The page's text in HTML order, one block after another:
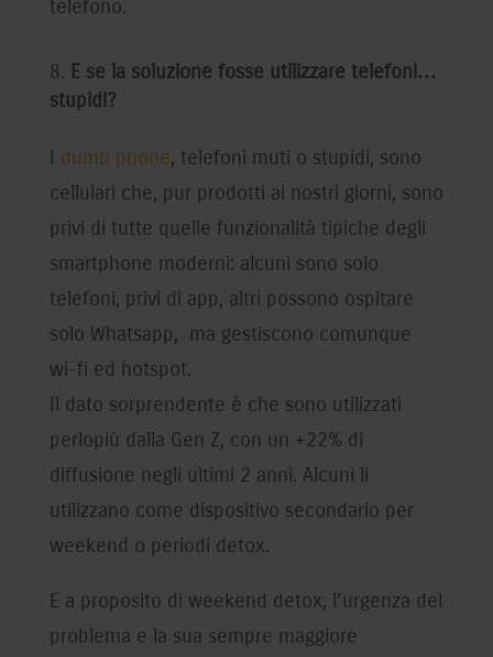
telefono.
E se la soluzione fosse utilizzare telefoni…
stupidi?
I dumb phone, telefoni muti o stupidi, sono
cellulari che, pur prodotti ai nostri giorni, sono
privi di tutte quelle funzionalità tipiche degli
smartphone moderni: alcuni sono solo
telefoni, privi di app, altri possono ospitare
solo Whatsapp, ma gestiscono comunque
wi-fi ed hotspot.
Il dato sorprendente è che sono utilizzati
perlopiù dalla Gen Z, con un +22% di
diffusione negli ultimi 2 anni. Alcuni li
utilizzano come dispositivo secondario per
weekend o periodi detox.
E a proposito di weekend detox, l’urgenza del
problema e la sua sempre maggiore